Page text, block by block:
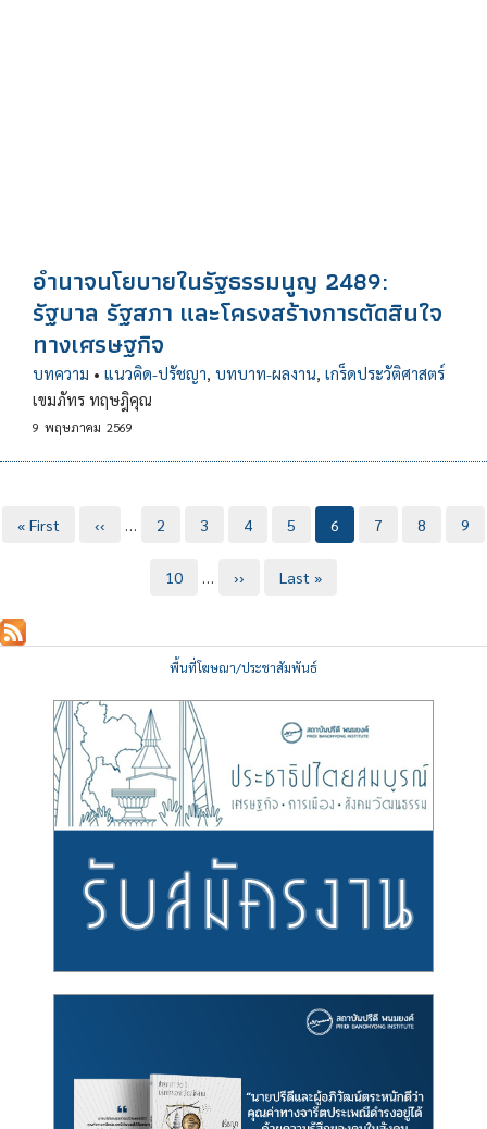
อำนาจนโยบายในรัฐธรรมนูญ 2489:
รัฐบาล รัฐสภา และโครงสร้างการตัดสินใจ
ทางเศรษฐกิจ
บทความ • แนวคิด-ปรัชญา, บทบาท-ผลงาน, เกร็ดประวัติศาสตร์
เขมภัทร ทฤษฎิคุณ
9 พฤษภาคม 2569
หน้า
« First
หน้า
‹‹ … Page
2 Page
3 Page
4 Page
5
Current
6 Page
7 Page
8 9
Page
10 …
Next
››
Last
Last »
พื้นที่โฆษณา/ประชาสัมพันธ์